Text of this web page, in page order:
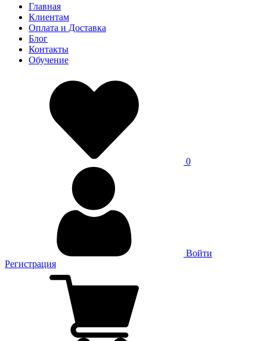
Главная
Клиентам
Оплата и Доставка
Блог
Контакты
Обучение
0
Войти
Регистрация